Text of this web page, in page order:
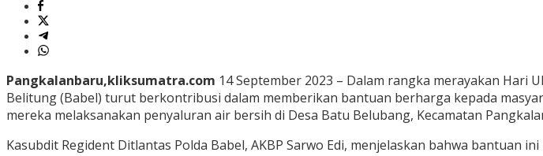
Pangkalanbaru,kliksumatra.com 14 September 2023 – Dalam rangka merayakan Hari
Belitung (Babel) turut berkontribusi dalam memberikan bantuan berharga kepada
mereka melaksanakan penyaluran air bersih di Desa Batu Belubang, Kecamatan
Kasubdit Regident Ditlantas Polda Babel, AKBP Sarwo Edi, menjelaskan bahwa bantuan